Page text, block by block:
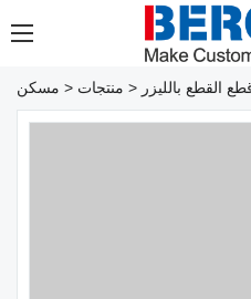
مسكن > منتجات >